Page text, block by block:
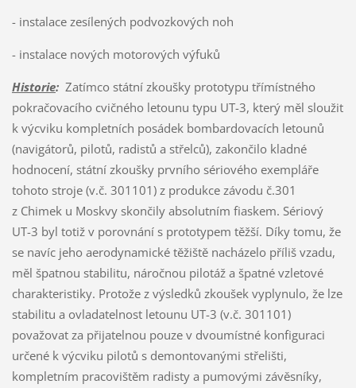
- instalace zesílených podvozkových noh
- instalace nových motorových výfuků
Historie:Zatímco státní zkoušky prototypu třímístného
pokračovacího cvičného letounu typu UT-3, který měl sloužit
k výcviku kompletních posádek bombardovacích letounů
(navigátorů, pilotů, radistů a střelců), zakončilo kladné
hodnocení, státní zkoušky prvního sériového exempláře
tohoto stroje (v.č. 301101) z produkce závodu č.301
z Chimek u Moskvy skončily absolutním fiaskem. Sériový
UT-3 byl totiž v porovnání s prototypem těžší. Díky tomu, že
se navíc jeho aerodynamické těžiště nacházelo příliš vzadu,
měl špatnou stabilitu, náročnou pilotáž a špatné vzletové
charakteristiky. Protože z výsledků zkoušek vyplynulo, že lze
stabilitu a ovladatelnost letounu UT-3 (v.č. 301101)
považovat za přijatelnou pouze v dvoumístné konfiguraci
určené k výcviku pilotů s demontovanými střelišti,
kompletním pracovištěm radisty a pumovými závěsníky,